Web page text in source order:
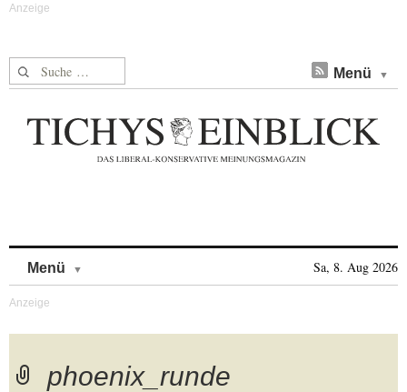
Suche nach: Menü
Menü Sa, 8. Aug 2026
phoenix_runde